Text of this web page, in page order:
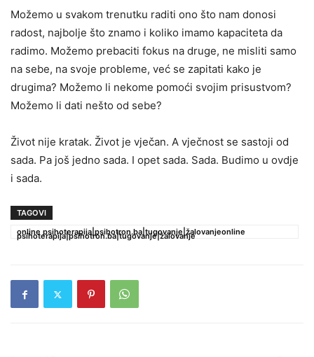
Možemo u svakom trenutku raditi ono što nam donosi
radost, najbolje što znamo i koliko imamo kapaciteta da
radimo. Možemo prebaciti fokus na druge, ne misliti samo
na sebe, na svoje probleme, već se zapitati kako je
drugima? Možemo li nekome pomoći svojim prisustvom?
Možemo li dati nešto od sebe?
Život nije kratak. Život je vječan. A vječnost se sastoji od
sada. Pa još jedno sada. I opet sada. Sada. Budimo u ovdje
i sada.
TAGOVI
online psihoterapija|psihotron.ba|tugovanje|žalovanjeonline
psihoterapija|psihotron.ba|tugovanje|žalovanje